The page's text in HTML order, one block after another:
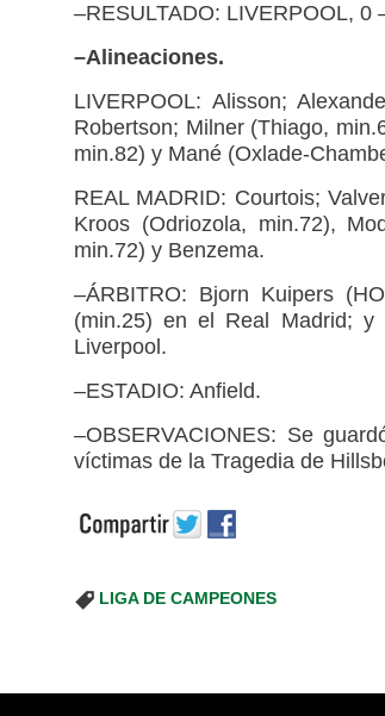
–RESULTADO: LIVERPOOL, 0
–Alineaciones.
LIVERPOOL: Alisson;
Robertson; Milner (Thiago,
min.82) y Mané (Oxlade-
REAL MADRID: Courtois;
Kroos (Odriozola, min.72),
min.72) y Benzema.
–ÁRBITRO: Bjorn Kuipers
(min.25) en el Real Madrid; y
Liverpool.
–ESTADIO: Anfield.
–OBSERVACIONES: Se
víctimas de la Tragedia de
LIGA DE CAMPEONES